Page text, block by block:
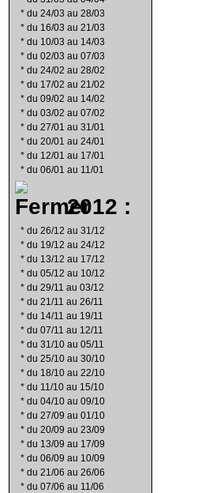
* du 24/03 au 28/03
* du 16/03 au 21/03
* du 10/03 au 14/03
* du 02/03 au 07/03
* du 24/02 au 28/02
* du 17/02 au 21/02
* du 09/02 au 14/02
* du 03/02 au 07/02
* du 27/01 au 31/01
* du 20/01 au 24/01
* du 12/01 au 17/01
* du 06/01 au 11/01
2012 :
* du 26/12 au 31/12
* du 19/12 au 24/12
* du 13/12 au 17/12
* du 05/12 au 10/12
* du 29/11 au 03/12
* du 21/11 au 26/11
* du 14/11 au 19/11
* du 07/11 au 12/11
* du 31/10 au 05/11
* du 25/10 au 30/10
* du 18/10 au 22/10
* du 11/10 au 15/10
* du 04/10 au 09/10
* du 27/09 au 01/10
* du 20/09 au 23/09
* du 13/09 au 17/09
* du 06/09 au 10/09
* du 21/06 au 26/06
* du 07/06 au 11/06